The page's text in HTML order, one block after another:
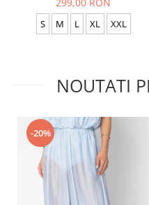
299,00 RON
S M L XL XXL
NOUTATI
-20%